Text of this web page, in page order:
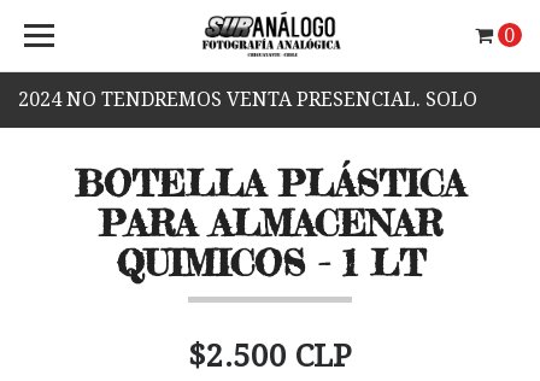
2024 NO TENDREMOS VENTA PRESENCIAL. SOLO
0
BOTELLA PLÁSTICA
PARA ALMACENAR
QUIMICOS - 1 LT
$2.500 CLP